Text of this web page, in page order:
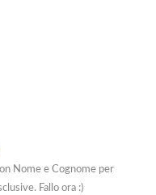
Nome e Cognome per
Fallo ora :)